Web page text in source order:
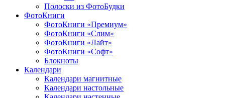
Полоски из ФотоБудки
ФотоКниги
ФотоКниги «Премиум»
ФотоКниги «Слим»
ФотоКниги «Лайт»
ФотоКниги «Софт»
Блокноты
Календари
Календари магнитные
Календари настольные